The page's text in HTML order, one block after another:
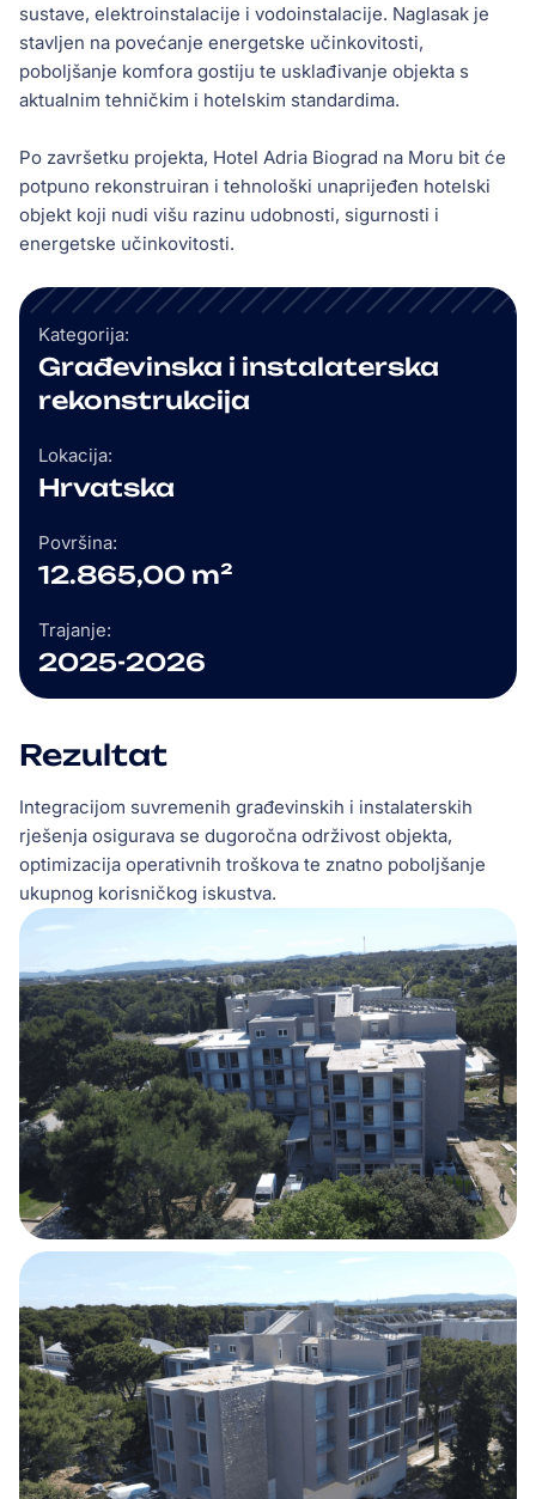
sustave, elektroinstalacije i vodoinstalacije. Naglasak je
stavljen na povećanje energetske učinkovitosti,
poboljšanje komfora gostiju te usklađivanje objekta s
aktualnim tehničkim i hotelskim standardima.
Po završetku projekta, Hotel Adria Biograd na Moru bit će
potpuno rekonstruiran i tehnološki unaprijeđen hotelski
objekt koji nudi višu razinu udobnosti, sigurnosti i
energetske učinkovitosti.
Kategorija:
Građevinska i instalaterska
rekonstrukcija
Lokacija:
Hrvatska
Površina:
12.865,00 m²
Trajanje:
2025-2026
Rezultat
Integracijom suvremenih građevinskih i instalaterskih
rješenja osigurava se dugoročna održivost objekta,
optimizacija operativnih troškova te znatno poboljšanje
ukupnog korisničkog iskustva.